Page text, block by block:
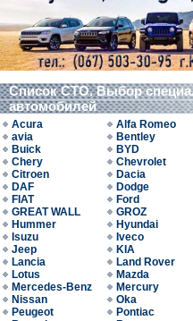
Список СТО. Выбор
автомобилей
Acura Alfa Romeo
avia
Bentley
Buick
BYD
Chery
Chevrolet
Citroen
Dacia
DAF
Dodge
FIAT
Ford
GREAT WALL
GROZ
Hummer
Hyundai
Isuzu
Iveco
Jeep
KIA
Lancia
Land Rover
Lotus
Mazda
Mercedes-Benz
Mercury
Nissan
Oka
Peugeot
Pontiac